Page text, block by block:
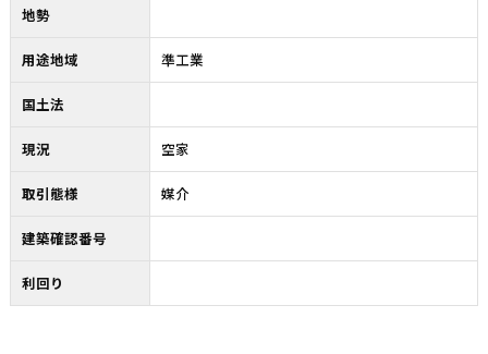
地勢
用途地域 準工業
国土法
現況 空家
取引態様 媒介
建築確認番号
利回り